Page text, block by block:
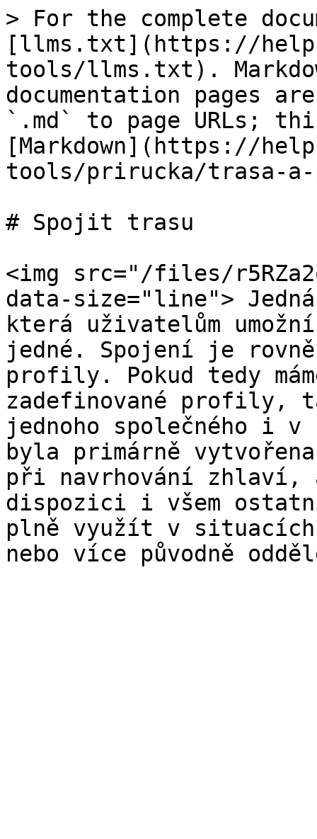
> For the complete
[llms.txt](https://
tools/llms.txt).
documentation pages
`.md` to page URLs;
[Markdown](https://
tools/prirucka/trasa-
# Spojit trasu
<img src="/files/
data-size="line">
která uživatelům
jedné. Spojení je
profily. Pokud tedy
zadefinované profily,
jednoho společného i
byla primárně
při navrhování
dispozici i všem
plně využít v